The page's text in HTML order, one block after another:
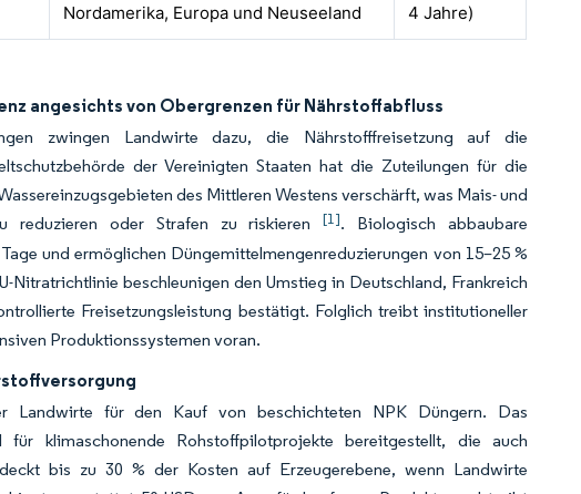
Nordamerika, Europa und Neuseeland
4 Jahre)
angesichts von Obergrenzen für Nährstoffabfluss
zwingen Landwirte dazu, die Nährstofffreisetzung auf die
der Vereinigten Staaten hat die Zuteilungen für die
des Mittleren Westens verschärft, was Mais- und
reduzieren oder Strafen zu riskieren[1]. Biologisch abbaubare
und ermöglichen Düngemittelmengenreduzierungen von 15–25 %
Nitratrichtlinie beschleunigen den Umstieg in Deutschland, Frankreich
Freisetzungsleistung bestätigt. Folglich treibt institutioneller
Produktionssystemen voran.
Landwirte für den Kauf von beschichteten NPK Düngern. Das
klimaschonende Rohstoffpilotprojekte bereitgestellt, die auch
bis zu 30 % der Kosten auf Erzeugerebene, wenn Landwirte